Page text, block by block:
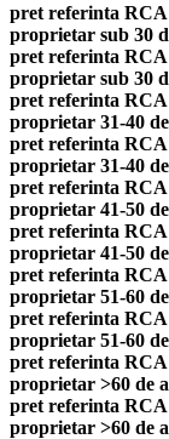
pret referinta RCA
proprietar sub 30
pret referinta RCA
proprietar sub 30
pret referinta RCA
proprietar 31-40
pret referinta RCA
proprietar 31-40
pret referinta RCA
proprietar 41-50
pret referinta RCA
proprietar 41-50
pret referinta RCA
proprietar 51-60
pret referinta RCA
proprietar 51-60
pret referinta RCA
proprietar >60 de
pret referinta RCA
proprietar >60 de